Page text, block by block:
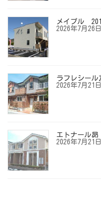
メイプル
2026年7月26日
ラフレシール
2026年7月21日
エトナール昴
2026年7月21日